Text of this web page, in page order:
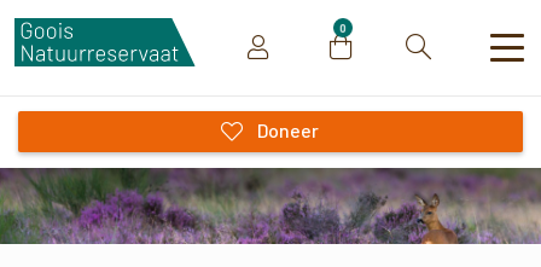
0
Zoeken
Doneer